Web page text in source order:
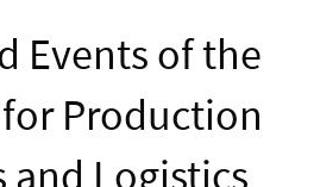
Events of the
Production
and Logistics